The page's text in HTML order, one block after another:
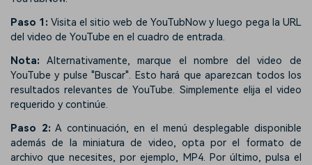
Paso 1: Visita el sitio web de YouTubNow y luego pega la URL
del video de YouTube en el cuadro de entrada.
Nota: Alternativamente, marque el nombre del video de
YouTube y pulse "Buscar". Esto hará que aparezcan todos los
resultados relevantes de YouTube. Simplemente elija el video
requerido y continúe.
Paso 2: A continuación, en el menú desplegable disponible
además de la miniatura de video, opta por el formato de
archivo que necesites, por ejemplo, MP4. Por último, pulsa el